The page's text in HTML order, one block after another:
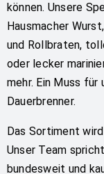
können. Unsere
Hausmacher
und Rollbraten,
oder lecker
mehr. Ein Muss für
Dauerbrenner.
Das Sortiment
Unser Team
bundesweit und